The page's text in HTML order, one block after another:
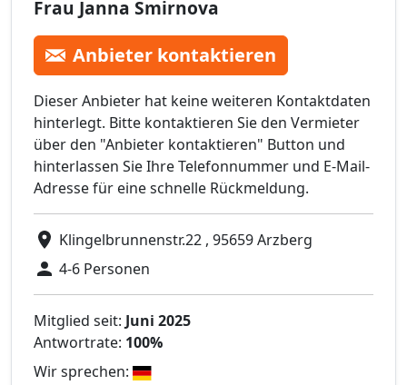
Frau Janna Smirnova
Anbieter kontaktieren
Dieser Anbieter hat keine weiteren Kontaktdaten
hinterlegt. Bitte kontaktieren Sie den Vermieter
über den "Anbieter kontaktieren" Button und
hinterlassen Sie Ihre Telefonnummer und E-Mail-
Adresse für eine schnelle Rückmeldung.
Klingelbrunnenstr.22 , 95659 Arzberg
4-6 Personen
Mitglied seit: Juni 2025
Antwortrate: 100%
Wir sprechen: